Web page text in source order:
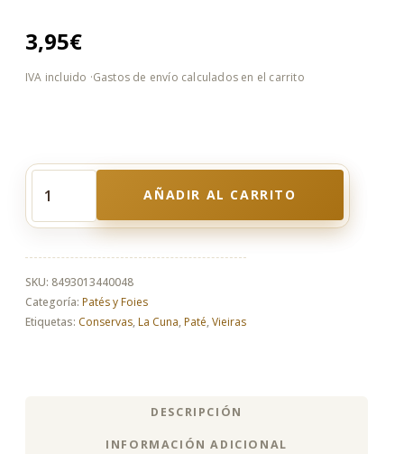
3,95€
de
85g
cantidad
AÑADIR AL CARRITO
SKU: 8493013440048
Categoría: Patés y Foies
Etiquetas: Conservas, La Cuna, Paté,Vieiras
DESCRIPCIÓN
INFORMACIÓN ADICIONAL